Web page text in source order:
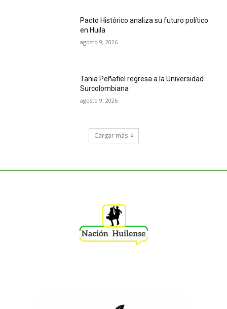
Pacto Histórico analiza su futuro político
en Huila
agosto 9, 2026
Tania Peñafiel regresa a la Universidad
Surcolombiana
agosto 9, 2026
Cargar más